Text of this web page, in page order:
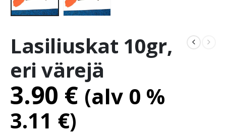
Lasiliuskat 10gr,
eri värejä
3.90 € (alv 0 %
3.11 €)